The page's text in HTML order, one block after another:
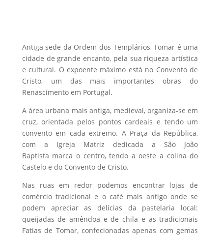
Antiga sede da Ordem dos Templários, Tomar é uma
cidade de grande encanto, pela sua riqueza artística
e cultural. O expoente máximo está no Convento de
Cristo, um das mais importantes obras do
Renascimento em Portugal.
A área urbana mais antiga, medieval, organiza-se em
cruz, orientada pelos pontos cardeais e tendo um
convento em cada extremo. A Praça da República,
com a Igreja Matriz dedicada a São João
Baptista marca o centro, tendo a oeste a colina do
Castelo e do Convento de Cristo.
Nas ruas em redor podemos encontrar lojas de
comércio tradicional e o café mais antigo onde se
podem apreciar as delícias da pastelaria local:
queijadas de amêndoa e de chila e as tradicionais
Fatias de Tomar, confecionadas apenas com gemas